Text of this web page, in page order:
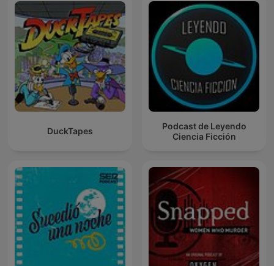
DuckTapes
Podcast de Leyendo
Ciencia Ficción